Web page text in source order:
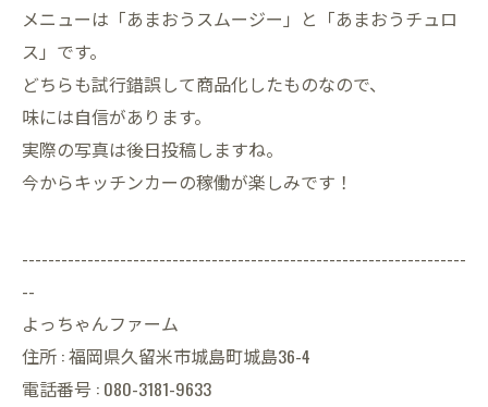
メニューは「あまおうスムージー」と「あまおうチュロ
ス」です。
どちらも試行錯誤して商品化したものなので、
味には自信があります。
実際の写真は後日投稿しますね。
今からキッチンカーの稼働が楽しみです！
--------------------------------------------------------------------
--
よっちゃんファーム
住所 : 福岡県久留米市城島町城島36-4
電話番号 : 080-3181-9633